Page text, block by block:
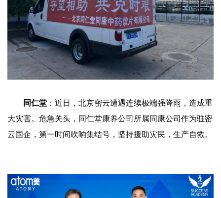
同仁堂 ：近日，北京密云遭遇连续极端强降雨，造成重
大灾害。危急关头，同仁堂康养公司所属同康公司作为驻密
云国企，第一时间吹响集结号，坚持援助灾民，生产自救。